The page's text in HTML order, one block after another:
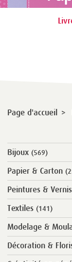
Page d'accueil >
Bijoux (569)
Papier & Carton
Peintures & Vernis
Textiles (141)
Modelage &
Décoration &